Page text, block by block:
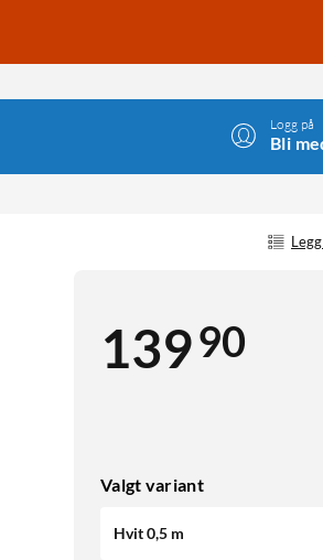
Logg på
Bli
13990
Valgt variant
Hvit 0,5 m